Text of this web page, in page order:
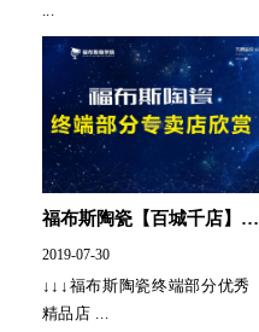
...
福布斯陶瓷【百城千店】计
划，正在进行......
2019-07-30
↓↓↓福布斯陶瓷终端部分优秀
精品店 ...